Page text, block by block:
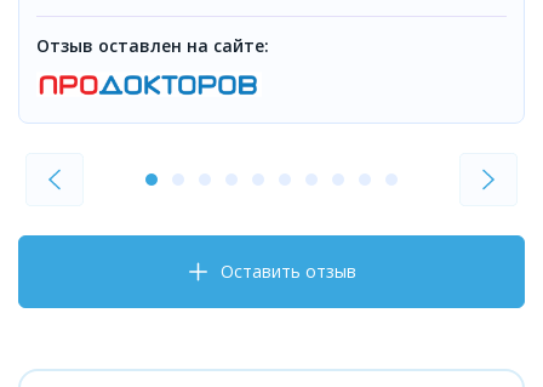
Отзыв оставлен на сайте:
Оставить отзыв